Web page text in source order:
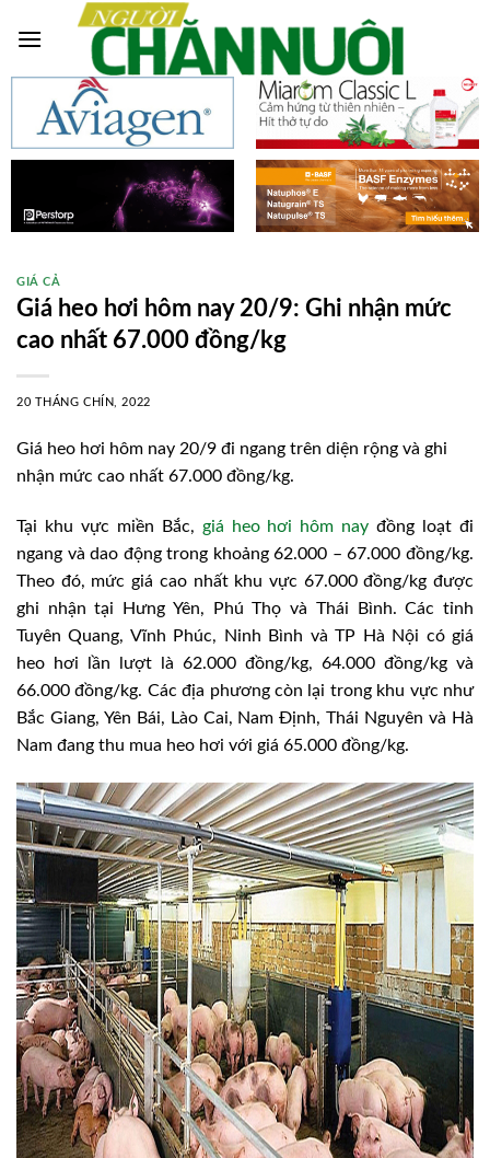
GIÁ CẢ
Giá heo hơi hôm nay 20/9: Ghi nhận mức
cao nhất 67.000 đồng/kg
20 THÁNG CHÍN, 2022
Giá heo hơi hôm nay 20/9 đi ngang trên diện rộng và ghi
nhận mức cao nhất 67.000 đồng/kg.
Tại khu vực miền Bắc, giá heo hơi hôm nay đồng loạt đi
ngang và dao động trong khoảng 62.000 – 67.000 đồng/kg.
Theo đó, mức giá cao nhất khu vực 67.000 đồng/kg được
ghi nhận tại Hưng Yên, Phú Thọ và Thái Bình. Các tỉnh
Tuyên Quang, Vĩnh Phúc, Ninh Bình và TP Hà Nội có giá
heo hơi lần lượt là 62.000 đồng/kg, 64.000 đồng/kg và
66.000 đồng/kg. Các địa phương còn lại trong khu vực như
Bắc Giang, Yên Bái, Lào Cai, Nam Định, Thái Nguyên và Hà
Nam đang thu mua heo hơi với giá 65.000 đồng/kg.